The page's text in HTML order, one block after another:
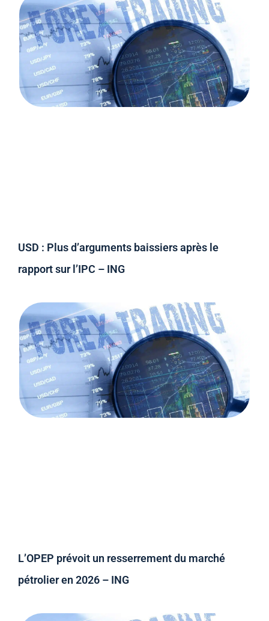
USD : Plus d’arguments baissiers après le
rapport sur l’IPC – ING
L’OPEP prévoit un resserrement du marché
pétrolier en 2026 – ING